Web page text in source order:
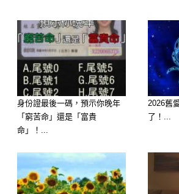
如果遭遇欺騙或利用，處
冷靜，實際上會把所有細
多年後提起當年的事情，
記得發生的時間、地點和
傷口或許會癒合，但記憶
身份證最後一碼，預示你晚年
「窮苦命」還是「富貴
命」！...
2026舊
了！...